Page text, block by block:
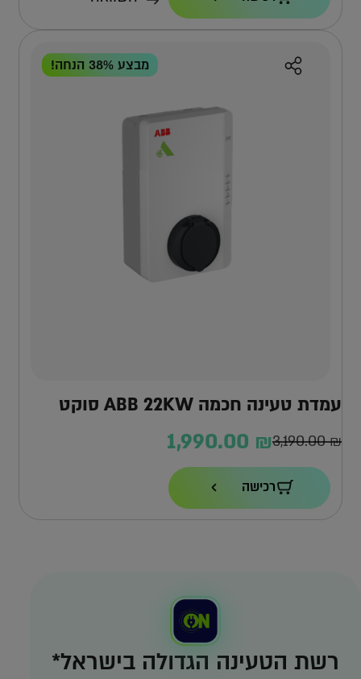
למה העמדה הזו?
מבצע 38% הנחה!
עמדת טעינה חכמה ABB 22KW סוקט
3,190.00₪
המחיר
המקורי
היה:
1,990.00 ₪ המחיר
הנוכחי
הוא:
רכישה
רשת הטעינה הגדולה בישראל*